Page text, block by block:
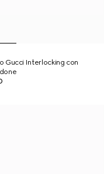
Gucci Interlocking con